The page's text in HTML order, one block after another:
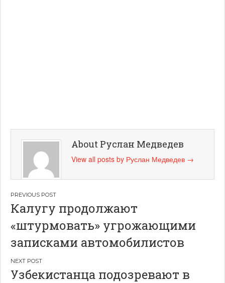
About Руслан Медведев
View all posts by Руслан Медведев →
Навигация
по
записям
Калугу продолжают
«штурмовать» угрожающими
записками автомобилистов
Узбекистанца подозревают в